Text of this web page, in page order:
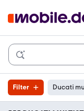
Filter Ducati